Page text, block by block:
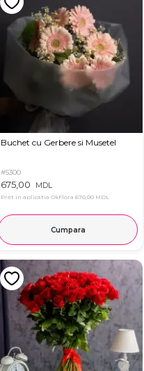
Buchet cu Gerbere si Musetel
#5300
675,00 MDL
Pret in aplicatia OkFlora 670,00 MDL
Cumpara